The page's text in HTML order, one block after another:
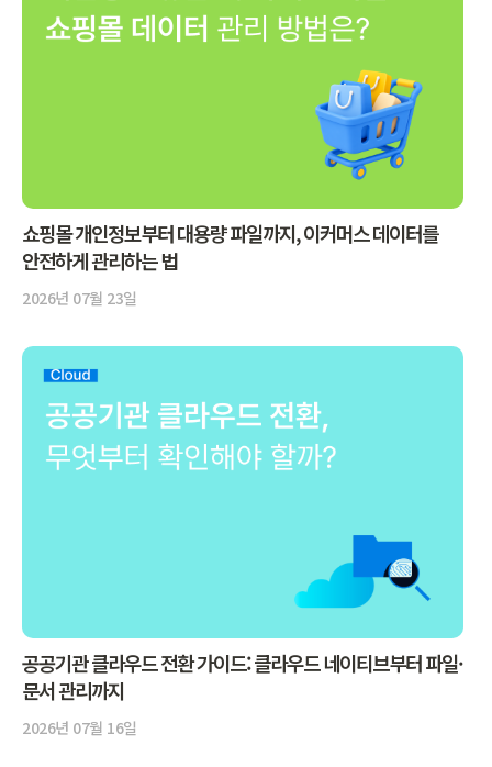
쇼핑몰 개인정보부터 대용량 파일까지, 이커머스 데이터를
안전하게 관리하는 법
2026년 07월 23일
공공기관 클라우드 전환 가이드: 클라우드 네이티브부터 파일·
문서 관리까지
2026년 07월 16일